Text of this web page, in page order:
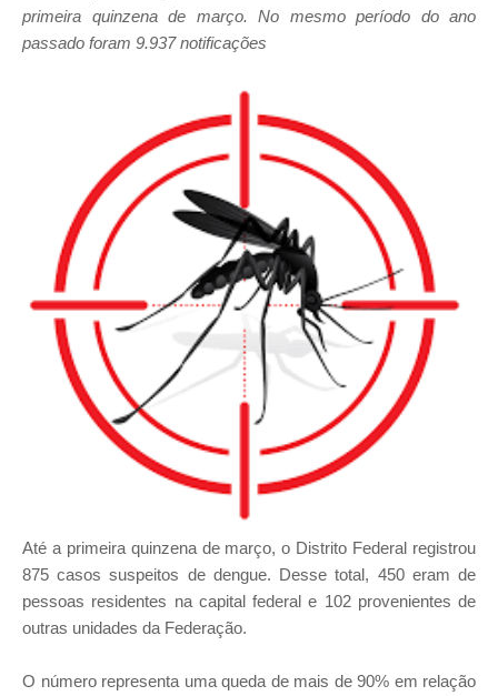
primeira quinzena de março. No mesmo período do ano
passado foram 9.937 notificações
Até a primeira quinzena de março, o Distrito Federal registrou
875 casos suspeitos de dengue. Desse total, 450 eram de
pessoas residentes na capital federal e 102 provenientes de
outras unidades da Federação.
O número representa uma queda de mais de 90% em relação